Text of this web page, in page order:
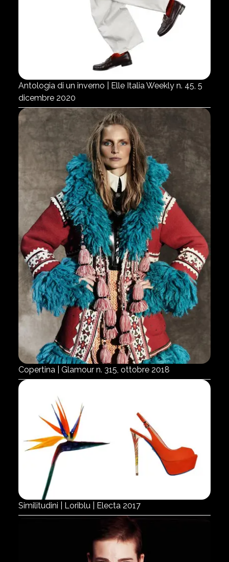
Antologia di un inverno | Elle Italia Weekly n. 45, 5
dicembre 2020
Copertina | Glamour n. 315, ottobre 2018
Similitudini | Loriblu | Electa 2017